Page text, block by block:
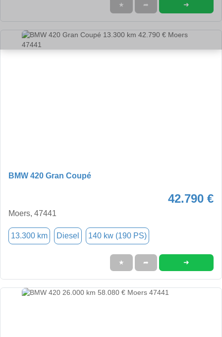
★ ➦ ➜
BMW 420 Gran Coupé
42.790 €
Moers, 47441
13.300 km Diesel 140 kw (190 PS)
★ ➦ ➜